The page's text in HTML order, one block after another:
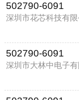
502790-6091
深圳市花芯科技有限
502790-6091
深圳市大林中电子有